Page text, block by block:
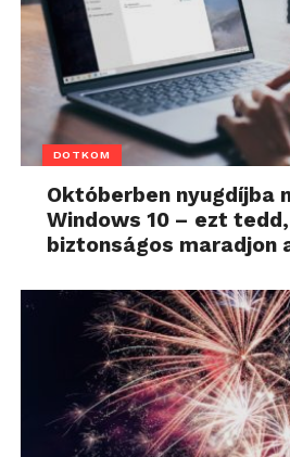
DOTKOM
Októberben nyugdíjba
Windows 10 – ezt
biztonságos maradjon